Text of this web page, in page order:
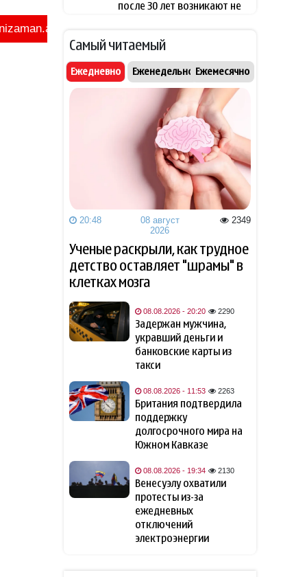
после 30 лет возникают не
Выдвинуты новые условия
для открытия Ормузского
пролива
NYT: у США осталось менее
1,7 тыс. ракет для Patriot из-
за операции против Ирана
Министр обороны
Финляндии отказал Украине
в передаче ракет для Patriot
СМИ: УЕФА может начать
Инфантино
08 август 2026
22:48
"Арсенал" объявил о
трансфере Бруно
Гимарайнса
В США мужчину заперли в
фильма- ФОТО/ВИДЕО
21:48
Психологи назвали пять
фраз, которые могут мешать
личностному и
Перечислены способы
сохранить смартфон
Вэнс заявил о прогрессе на
Самый читаемый
Ежедневно Еженедельно Ежемесячно
20:48
08 август
2026
2349
Ученые раскрыли, как трудное
детство оставляет "шрамы" в
клетках мозга
08.08.2026 - 20:20 2290
Задержан мужчина,
укравший деньги и
банковские карты из
такси
08.08.2026 - 11:53 2263
Британия подтвердила
поддержку
долгосрочного мира на
Южном Кавказе
08.08.2026 - 19:34 2130
Венесуэлу охватили
протесты из-за
ежедневных
отключений
электроэнергии